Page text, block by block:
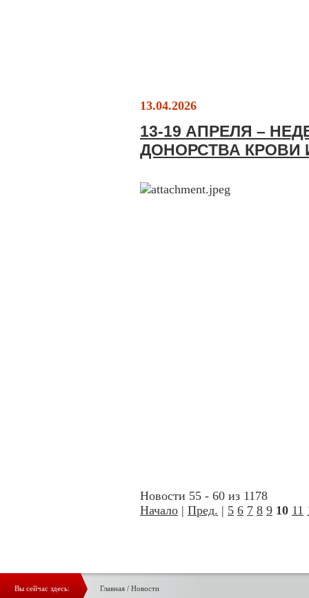
13.04.2026
13-19 АПРЕЛЯ –
ДОНОРСТВА КРОВИ
Новости 55 - 60 из 1178
Начало | Пред. | 5 6 7 8 9 10 11
Вы сейчас здесь: Главная/ Новости